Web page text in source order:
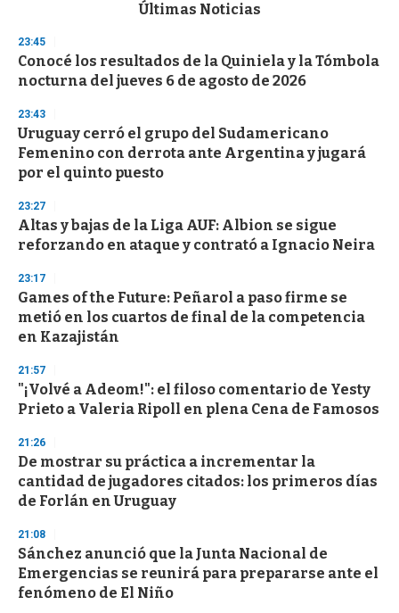
d
s
o
f
3
s
e
c
o
d
s
Últimas Noticias
23:45
Conocé los resultados de la Quiniela y la Tómbola
nocturna del jueves 6 de agosto de 2026
23:43
Uruguay cerró el grupo del Sudamericano
Femenino con derrota ante Argentina y jugará
por el quinto puesto
23:27
Altas y bajas de la Liga AUF: Albion se sigue
reforzando en ataque y contrató a Ignacio Neira
23:17
Games of the Future: Peñarol a paso firme se
metió en los cuartos de final de la competencia
en Kazajistán
21:57
"¡Volvé a Adeom!": el filoso comentario de Yesty
Prieto a Valeria Ripoll en plena Cena de Famosos
21:26
De mostrar su práctica a incrementar la
cantidad de jugadores citados: los primeros días
de Forlán en Uruguay
21:08
Sánchez anunció que la Junta Nacional de
Emergencias se reunirá para prepararse ante el
fenómeno de El Niño